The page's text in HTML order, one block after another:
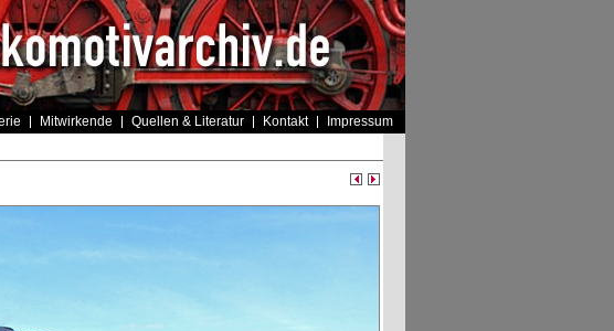
Mitwirkende Quellen & Literatur Kontakt Impressum